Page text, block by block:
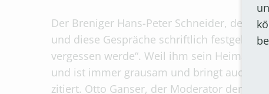
Der Breniger Hans-Peter Schneider, der
und diese Gespräche schriftlich
vergessen werde“. Weil ihm sein
und ist immer grausam und bringt auch
zitiert. Otto Ganser, der Moderator der